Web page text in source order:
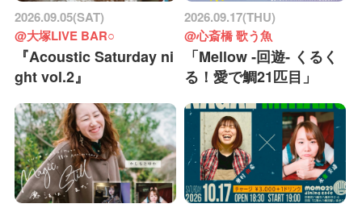
2026.09.05(SAT)
@大塚LIVE BAR○
『Acoustic Saturday ni
ght vol.2』
2026.09.17(THU)
@心斎橋 歌う魚
「Mellow ‐回遊‐ くるく
る！愛で鯛21匹目」